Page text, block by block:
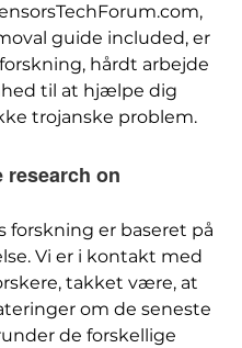
guide included, er
hårdt arbejde
til at hjælpe dig
trojanske problem.
research on
forskning er baseret på
Vi er i kontakt med
takket være, at
om de seneste
de forskellige